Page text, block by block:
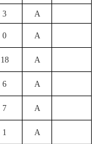
3 A
0 A
18 A
6 A
7 A
1 A